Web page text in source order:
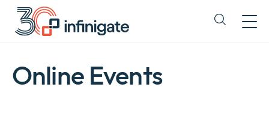
Hoppa
innehåll
Expand
Online Events